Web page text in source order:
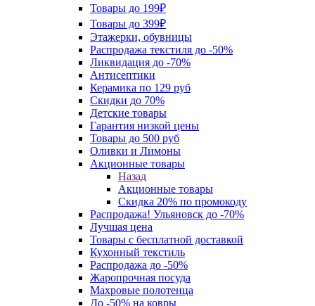
Товары до 199₽
Товары до 399₽
Этажерки, обувницы
Распродажа текстиля до -50%
Ликвидация до -70%
Антисептики
Керамика по 129 руб
Скидки до 70%
Детские товары
Гарантия низкой цены
Товары до 500 руб
Оливки и Лимоны
Акционные товары
Назад
Акционные товары
Скидка 20% по промокоду
Распродажа! Ульяновск до -70%
Лучшая цена
Товары с бесплатной доставкой
Кухонный текстиль
Распродажа до -50%
Жаропрочная посуда
Махровые полотенца
До -50% на ковры